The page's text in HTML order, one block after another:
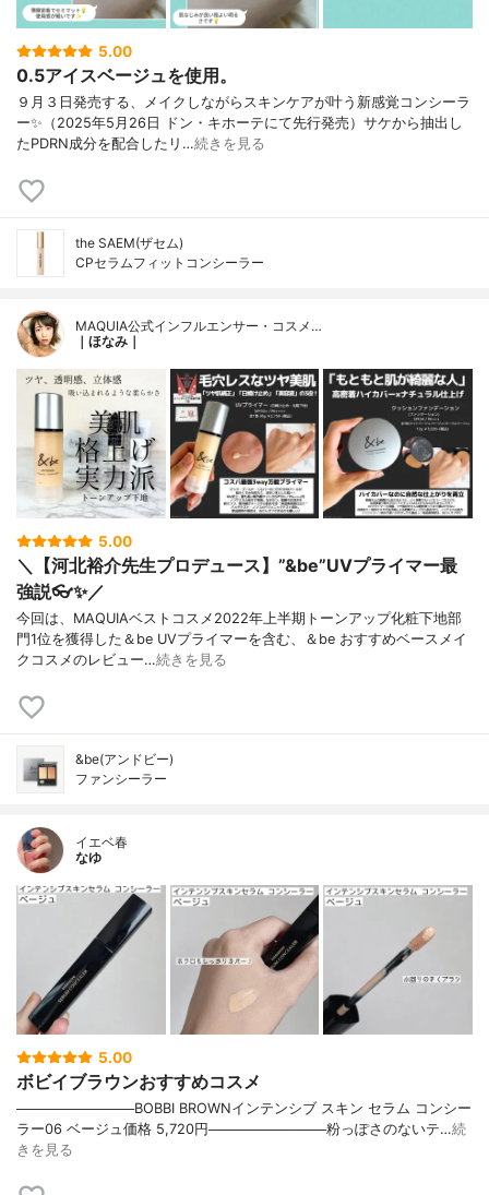
5.00
0.5アイスベージュを使用。
９月３日発売する、メイクしながらスキンケアが叶う新感覚コンシーラ
ー✨（2025年5月26日 ドン・キホーテにて先行発売）サケから抽出し
たPDRN成分を配合したリ…続きを見る
the SAEM(ザセム)
CPセラムフィットコンシーラー
MAQUIA公式インフルエンサー・コスメ…
｜ほなみ｜
5.00
＼【河北裕介先生プロデュース】”&be”UVプライマー最
強説👓✨／
今回は、MAQUIAベストコスメ2022年上半期トーンアップ化粧下地部
門1位を獲得した＆be UVプライマーを含む、＆be おすすめベースメイ
クコスメのレビュー…続きを見る
&be(アンドビー)
ファンシーラー
イエベ春
なゆ
5.00
ボビイブラウンおすすめコスメ
────────────BOBBI BROWNインテンシブ スキン セラム コンシー
ラー06 ベージュ価格 5,720円────────────粉っぽさのないテ…続
きを見る